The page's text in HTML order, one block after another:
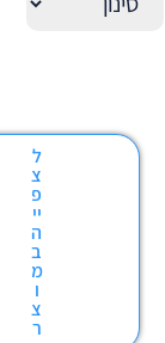
ל
צ
פ
יי
ה
ב
מ
ו
צ
ר